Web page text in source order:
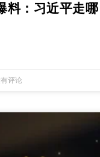
料：习近平走
评论